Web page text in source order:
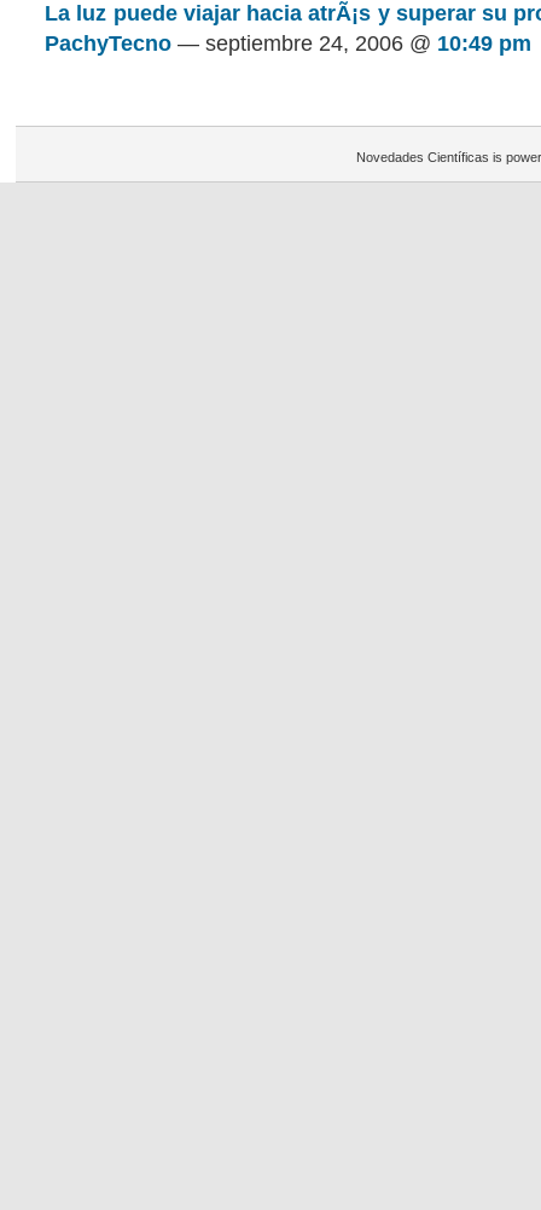
La luz puede viajar hacia atrÃ¡s y superar su
PachyTecno — septiembre 24, 2006 @ 10:49 pm
Novedades Científicas is